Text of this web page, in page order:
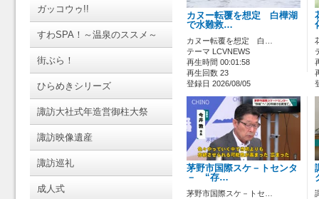
ガッコウゥ!!
すわSPA！～温泉のススメ～
街ぶら！
ひらめきシリーズ
諏訪大社式年造営御柱大祭
諏訪映像遺産
諏訪巡礼
成人式
カヌー転覆を想定 白樺湖
で水難救…
カヌー転覆を想定 白…
テーマ LCVNEWS
再生時間 00:01:58
再生回数 23
登録日 2026/08/05
茅野市国際スケ－トセンタ
－ “存…
茅野市国際スケ－トセ…